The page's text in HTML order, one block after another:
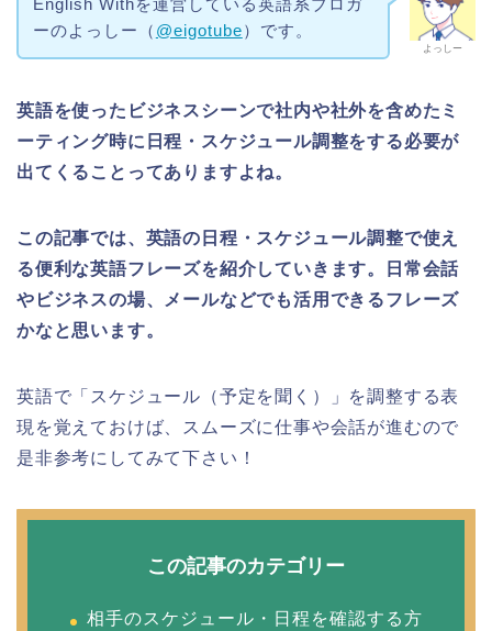
よっしー
ーのよっしー（ @eigotube）です。
英語を使ったビジネスシーンで社内や社外を含めたミ
ーティング時に日程・スケジュール調整をする必要が
出てくることってありますよね。
この記事では、英語の日程・スケジュール調整で使え
る便利な英語フレーズを紹介していきます。日常会話
やビジネスの場、メールなどでも活用できるフレーズ
かなと思います。
英語で「スケジュール（予定を聞く）」を調整する表
現を覚えておけば、スムーズに仕事や会話が進むので
是非参考にしてみて下さい！
この記事のカテゴリー
相手のスケジュール・日程を確認する方